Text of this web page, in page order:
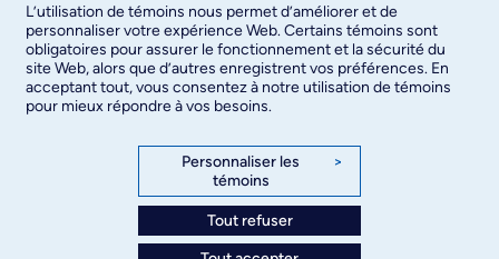
©Faculté de médecine, Université de Montréal, 2026. Tous
droits réservés.
ConfidentialitéConditions d’utilisation
L’utilisation de témoins nous permet d’améliorer et de
personnaliser votre expérience Web. Certains témoins sont
obligatoires pour assurer le fonctionnement et la sécurité du
site Web, alors que d’autres enregistrent vos préférences. En
acceptant tout, vous consentez à notre utilisation de témoins
pour mieux répondre à vos besoins.
Personnaliser les
témoins
>
Tout refuser